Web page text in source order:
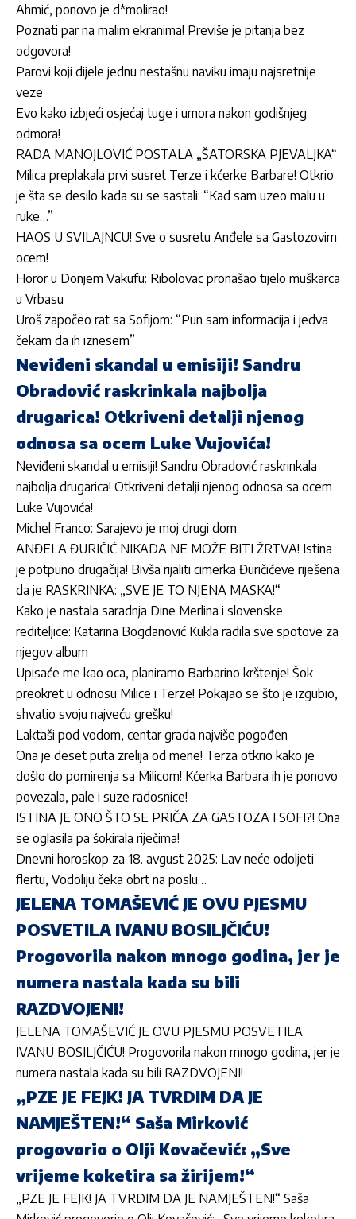
Ahmić, ponovo je d*molirao!
Poznati par na malim ekranima! Previše je pitanja bez
odgovora!
Parovi koji dijele jednu nestašnu naviku imaju najsretnije
veze
Evo kako izbjeći osjećaj tuge i umora nakon godišnjeg
odmora!
RADA MANOJLOVIĆ POSTALA „ŠATORSKA PJEVALJKA“
Milica preplakala prvi susret Terze i kćerke Barbare! Otkrio
je šta se desilo kada su se sastali: “Kad sam uzeo malu u
ruke…”
HAOS U SVILAJNCU! Sve o susretu Anđele sa Gastozovim
ocem!
Horor u Donjem Vakufu: Ribolovac pronašao tijelo muškarca
u Vrbasu
Uroš započeo rat sa Sofijom: “Pun sam informacija i jedva
čekam da ih iznesem”
Neviđeni skandal u emisiji! Sandru
Obradović raskrinkala najbolja
drugarica! Otkriveni detalji njenog
odnosa sa ocem Luke Vujovića!
Neviđeni skandal u emisiji! Sandru Obradović raskrinkala
najbolja drugarica! Otkriveni detalji njenog odnosa sa ocem
Luke Vujovića!
Michel Franco: Sarajevo je moj drugi dom
ANĐELA ĐURIČIĆ NIKADA NE MOŽE BITI ŽRTVA! Istina
je potpuno drugačija! Bivša rijaliti cimerka Đuričićeve riješena
da je RASKRINKA: „SVE JE TO NJENA MASKA!“
Kako je nastala saradnja Dine Merlina i slovenske
rediteljice: Katarina Bogdanović Kukla radila sve spotove za
njegov album
Upisaće me kao oca, planiramo Barbarino krštenje! Šok
preokret u odnosu Milice i Terze! Pokajao se što je izgubio,
shvatio svoju najveću grešku!
Laktaši pod vodom, centar grada najviše pogođen
Ona je deset puta zrelija od mene! Terza otkrio kako je
došlo do pomirenja sa Milicom! Kćerka Barbara ih je ponovo
povezala, pale i suze radosnice!
ISTINA JE ONO ŠTO SE PRIČA ZA GASTOZA I SOFI?! Ona
se oglasila pa šokirala riječima!
Dnevni horoskop za 18. avgust 2025: Lav neće odoljeti
flertu, Vodoliju čeka obrt na poslu…
JELENA TOMAŠEVIĆ JE OVU PJESMU
POSVETILA IVANU BOSILJČIĆU!
Progovorila nakon mnogo godina, jer je
numera nastala kada su bili
RAZDVOJENI!
JELENA TOMAŠEVIĆ JE OVU PJESMU POSVETILA
IVANU BOSILJČIĆU! Progovorila nakon mnogo godina, jer je
numera nastala kada su bili RAZDVOJENI!
„PZE JE FEJK! JA TVRDIM DA JE
NAMJEŠTEN!“ Saša Mirković
progovorio o Olji Kovačević: „Sve
vrijeme koketira sa žirijem!“
„PZE JE FEJK! JA TVRDIM DA JE NAMJEŠTEN!“ Saša